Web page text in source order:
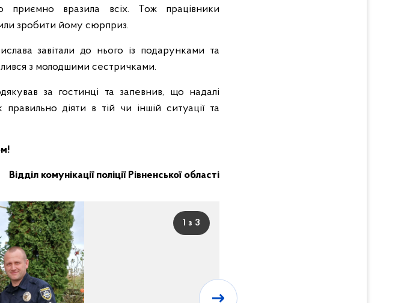
приємно вразила всіх. Тож працівники
зробити йому сюрприз.
завітали до нього із подарунками та
з молодшими сестричками.
за гостинці та запевнив, що надалі
діяти в тій чи іншій ситуації та
Відділ комунікації поліції Рівненської області
1 з 3